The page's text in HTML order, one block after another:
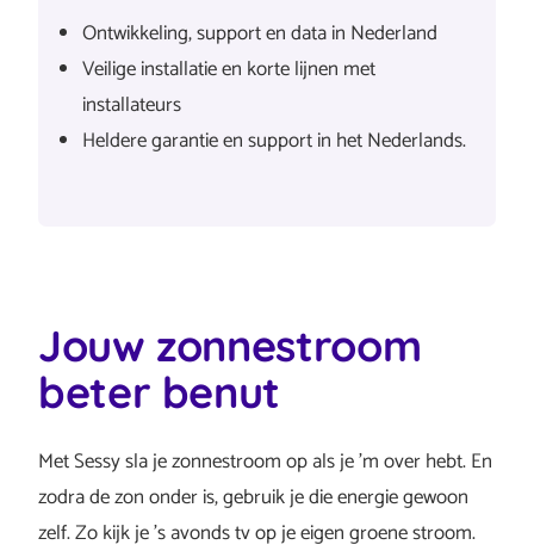
Ontwikkeling, support en data in Nederland
Veilige installatie en korte lijnen met
installateurs
Heldere garantie en support in het Nederlands.
Jouw zonnestroom
beter benut
Met Sessy sla je zonnestroom op als je ’m over hebt. En
zodra de zon onder is, gebruik je die energie gewoon
zelf. Zo kijk je ’s avonds tv op je eigen groene stroom.